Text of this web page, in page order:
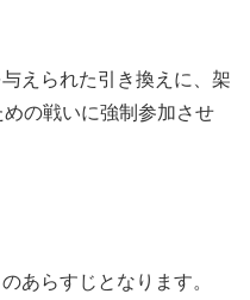
えられた引き換えに、架
の戦いに強制参加させ
のあらすじとなります。